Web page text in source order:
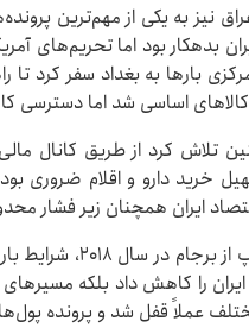
نیز به یکی از مهم‌ترین
بدهکار بود اما تحریم‌های
بارها به بغداد سفر کرد تا
اساسی شد اما دسترسی
تلاش کرد از طریق کانال
خرید دارو و اقلام ضروری
ایران همچنان زیر فشار
با خروج دونالد
را کاهش داد بلکه
عملاً قفل شد و پرونده